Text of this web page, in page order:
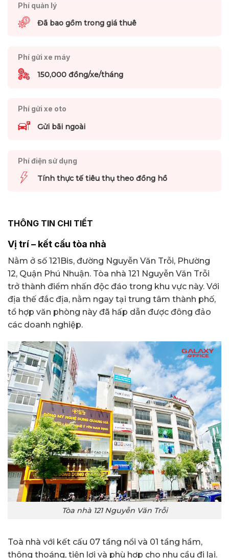
Phí quản lý
Đã bao gồm trong giá thuê
Phí gửi xe máy
150,000 đồng/xe/tháng
Phí gửi xe oto
Gửi bãi ngoài
Phí điện sử dụng
Tính thực tế tiêu thụ theo đồng hồ
THÔNG TIN CHI TIẾT
Vị trí – kết cấu tòa nhà
Nằm ở số 121Bis, đường Nguyễn Văn Trỗi, Phường
12, Quận Phú Nhuận. Tòa nhà 121 Nguyễn Văn Trỗi
trở thành điểm nhấn độc đáo trong khu vực này. Với
địa thế đắc địa, nằm ngay tại trung tâm thành phố,
tổ hợp văn phòng này đã hấp dẫn được đông đảo
các doanh nghiệp.
Tòa nhà 121 Nguyễn Văn Trỗi
Toà nhà với kết cấu 07 tầng nổi và 01 tầng hầm,
thông thoáng, tiện lợi và phù hợp cho nhu cầu đi lại.